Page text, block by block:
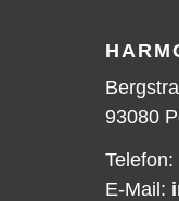
93080
Telefon:
E-Mail: